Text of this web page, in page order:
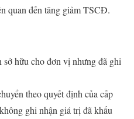
quan đến tăng giảm TSCĐ.
hữu cho đơn vị nhưng đã ghi
theo quyết định của cấp
ghi nhận giá trị đã khấu